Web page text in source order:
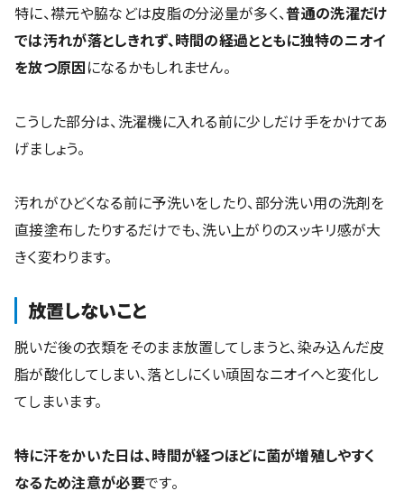
特に、襟元や脇などは皮脂の分泌量が多く、普通の洗濯だけ
では汚れが落としきれず、時間の経過とともに独特のニオイ
を放つ原因になるかもしれません。
こうした部分は、洗濯機に入れる前に少しだけ手をかけてあ
げましょう。
汚れがひどくなる前に予洗いをしたり、部分洗い用の洗剤を
直接塗布したりするだけでも、洗い上がりのスッキリ感が大
きく変わります。
放置しないこと
脱いだ後の衣類をそのまま放置してしまうと、染み込んだ皮
脂が酸化してしまい、落としにくい頑固なニオイへと変化し
てしまいます。
特に汗をかいた日は、時間が経つほどに菌が増殖しやすく
なるため注意が必要です。